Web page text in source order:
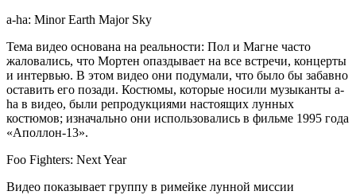
a-ha: Minor Earth Major Sky
Тема видео основана на реальности: Пол и Магне часто
жаловались, что Мортен опаздывает на все встречи, концерты
и интервью. В этом видео они подумали, что было бы забавно
оставить его позади. Костюмы, которые носили музыканты a-
ha в видео, были репродукциями настоящих лунных
костюмов; изначально они использовались в фильме 1995 года
«Аполлон-13».
Foo Fighters: Next Year
Видео показывает группу в римейке лунной миссии